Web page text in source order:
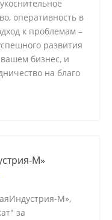
оперативность в
к проблемам –
развития
бизнес, и
на благо
М»
М»,
за